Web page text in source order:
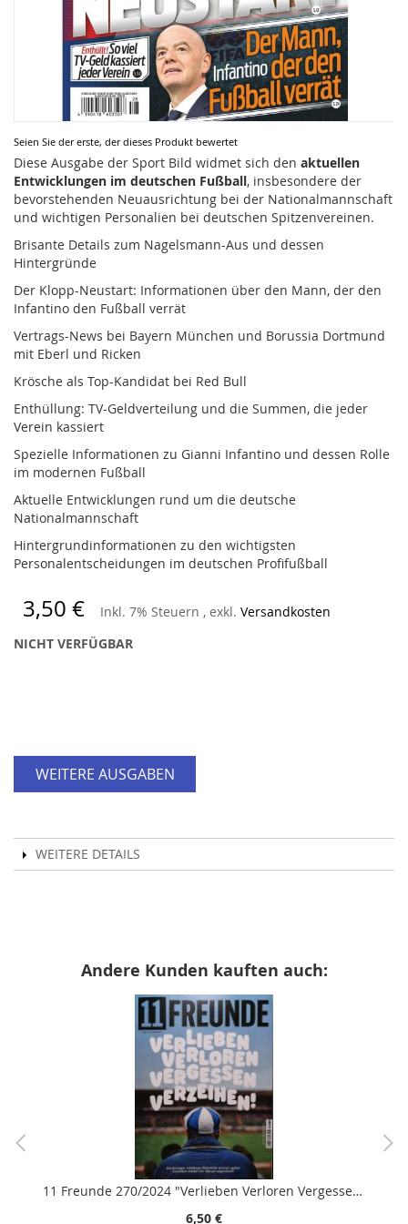
Seien Sie der erste, der dieses Produkt bewertet
Diese Ausgabe der Sport Bild widmet sich den aktuellen
Entwicklungen im deutschen Fußball, insbesondere der
bevorstehenden Neuausrichtung bei der Nationalmannschaft
und wichtigen Personalien bei deutschen Spitzenvereinen.
Brisante Details zum Nagelsmann-Aus und dessen
Hintergründe
Der Klopp-Neustart: Informationen über den Mann, der den
Infantino den Fußball verrät
Vertrags-News bei Bayern München und Borussia Dortmund
mit Eberl und Ricken
Krösche als Top-Kandidat bei Red Bull
Enthüllung: TV-Geldverteilung und die Summen, die jeder
Verein kassiert
Spezielle Informationen zu Gianni Infantino und dessen Rolle
im modernen Fußball
Aktuelle Entwicklungen rund um die deutsche
Nationalmannschaft
Hintergrundinformationen zu den wichtigsten
Personalentscheidungen im deutschen Profifußball
3,50 € Inkl. 7% Steuern , exkl. Versandkosten
NICHT VERFÜGBAR
WEITERE AUSGABEN
WEITERE DETAILS
Zum
Anfang
der
Bildergalerie
springen
Andere Kunden kauften auch:
11 Freunde 270/2024 "Verlieben Verloren Vergessen Verzeihen!"
6,50 €